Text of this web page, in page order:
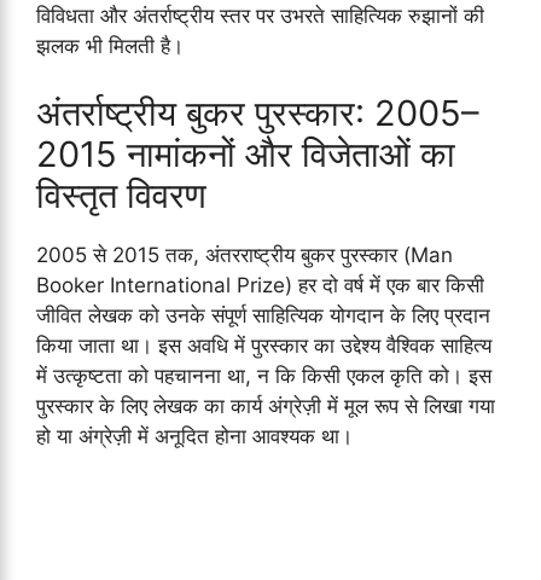
विविधता और अंतर्राष्ट्रीय स्तर पर उभरते साहित्यिक रुझानों की
झलक भी मिलती है।
अंतर्राष्ट्रीय बुकर पुरस्कार: 2005–
2015 नामांकनों और विजेताओं का
विस्तृत विवरण
2005 से 2015 तक, अंतरराष्ट्रीय बुकर पुरस्कार (Man
Booker International Prize) हर दो वर्ष में एक बार किसी
जीवित लेखक को उनके संपूर्ण साहित्यिक योगदान के लिए प्रदान
किया जाता था। इस अवधि में पुरस्कार का उद्देश्य वैश्विक साहित्य
में उत्कृष्टता को पहचानना था, न कि किसी एकल कृति को। इस
पुरस्कार के लिए लेखक का कार्य अंग्रेज़ी में मूल रूप से लिखा गया
हो या अंग्रेज़ी में अनूदित होना आवश्यक था।